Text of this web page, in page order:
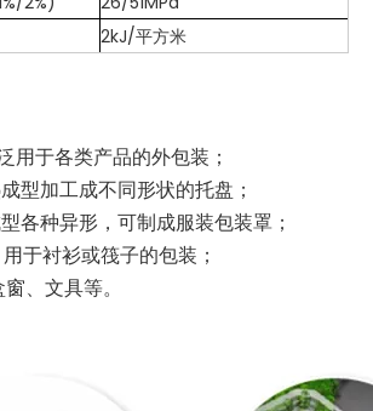
2kJ/平方米
用于各类产品的外包装；
型加工成不同形状的托盘；
各种异形，可制成服装包装罩；
于衬衫或筏子的包装；
、文具等。